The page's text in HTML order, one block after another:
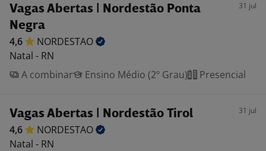
Vagas Abertas | Nordestão Ponta
Negra
31 jul
4,6
NORDESTAO
Natal - RN
A combinar
Ensino Médio (2º Grau) Presencial
Vagas Abertas | Nordestão Tirol 31 jul
4,6
NORDESTAO
Natal - RN